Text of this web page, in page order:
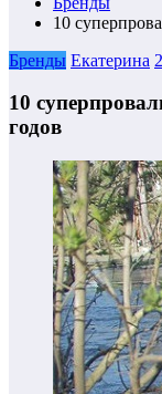
10
Бренды Екатерина
10
годов